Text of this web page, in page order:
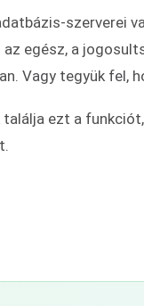
szerverei
egész, a
Vagy tegyük fel,
találja ezt a